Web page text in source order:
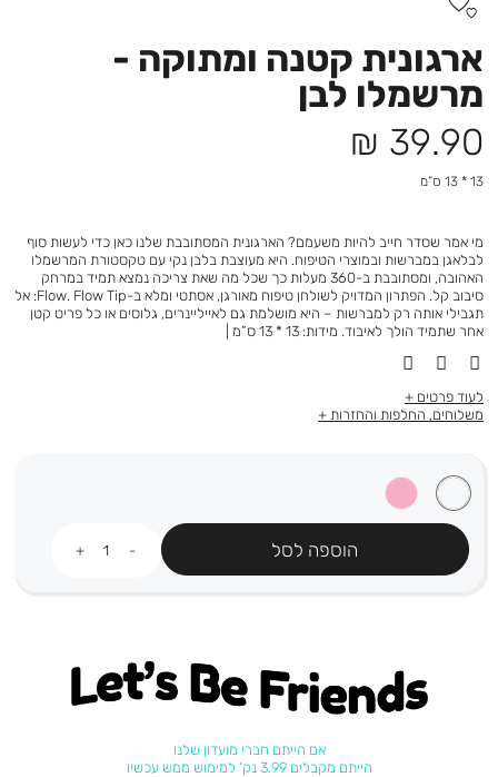
ארגונית קטנה ומתוקה -
מרשמלו לבן
מחיר
מוצר
39.90 ₪
13 * 13 ס”מ
מי אמר שסדר חייב להיות משעמם? הארגונית המסתובבת שלנו כאן כדי לעשות סוף
לבלאגן במברשות ובמוצרי הטיפוח. היא מעוצבת בלבן נקי עם טקסטורת המרשמלו
האהובה, ומסתובבת ב-360 מעלות כך שכל מה שאת צריכה נמצא תמיד במרחק
סיבוב קל. הפתרון המדויק לשולחן טיפוח מאורגן, אסתטי ומלא ב-Flow. Flow Tip: אל
תגבילי אותה רק למברשות – היא מושלמת גם לאייליינרים, גלוסים או כל פריט קטן
אחר שתמיד הולך לאיבוד. מידות: 13 * 13 ס”מ |
לעוד פרטים
משלוחים, החלפות והחזרות
הוספה לסל
Let's be friends
אם הייתם חברי מועדון שלנו
הייתם מקבלים 3.99 נק' למימוש ממש עכשיו